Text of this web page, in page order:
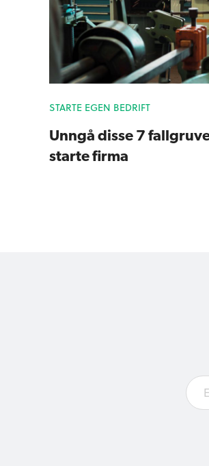
STARTE EGEN BEDRIFT
Unngå disse 7
starte firma